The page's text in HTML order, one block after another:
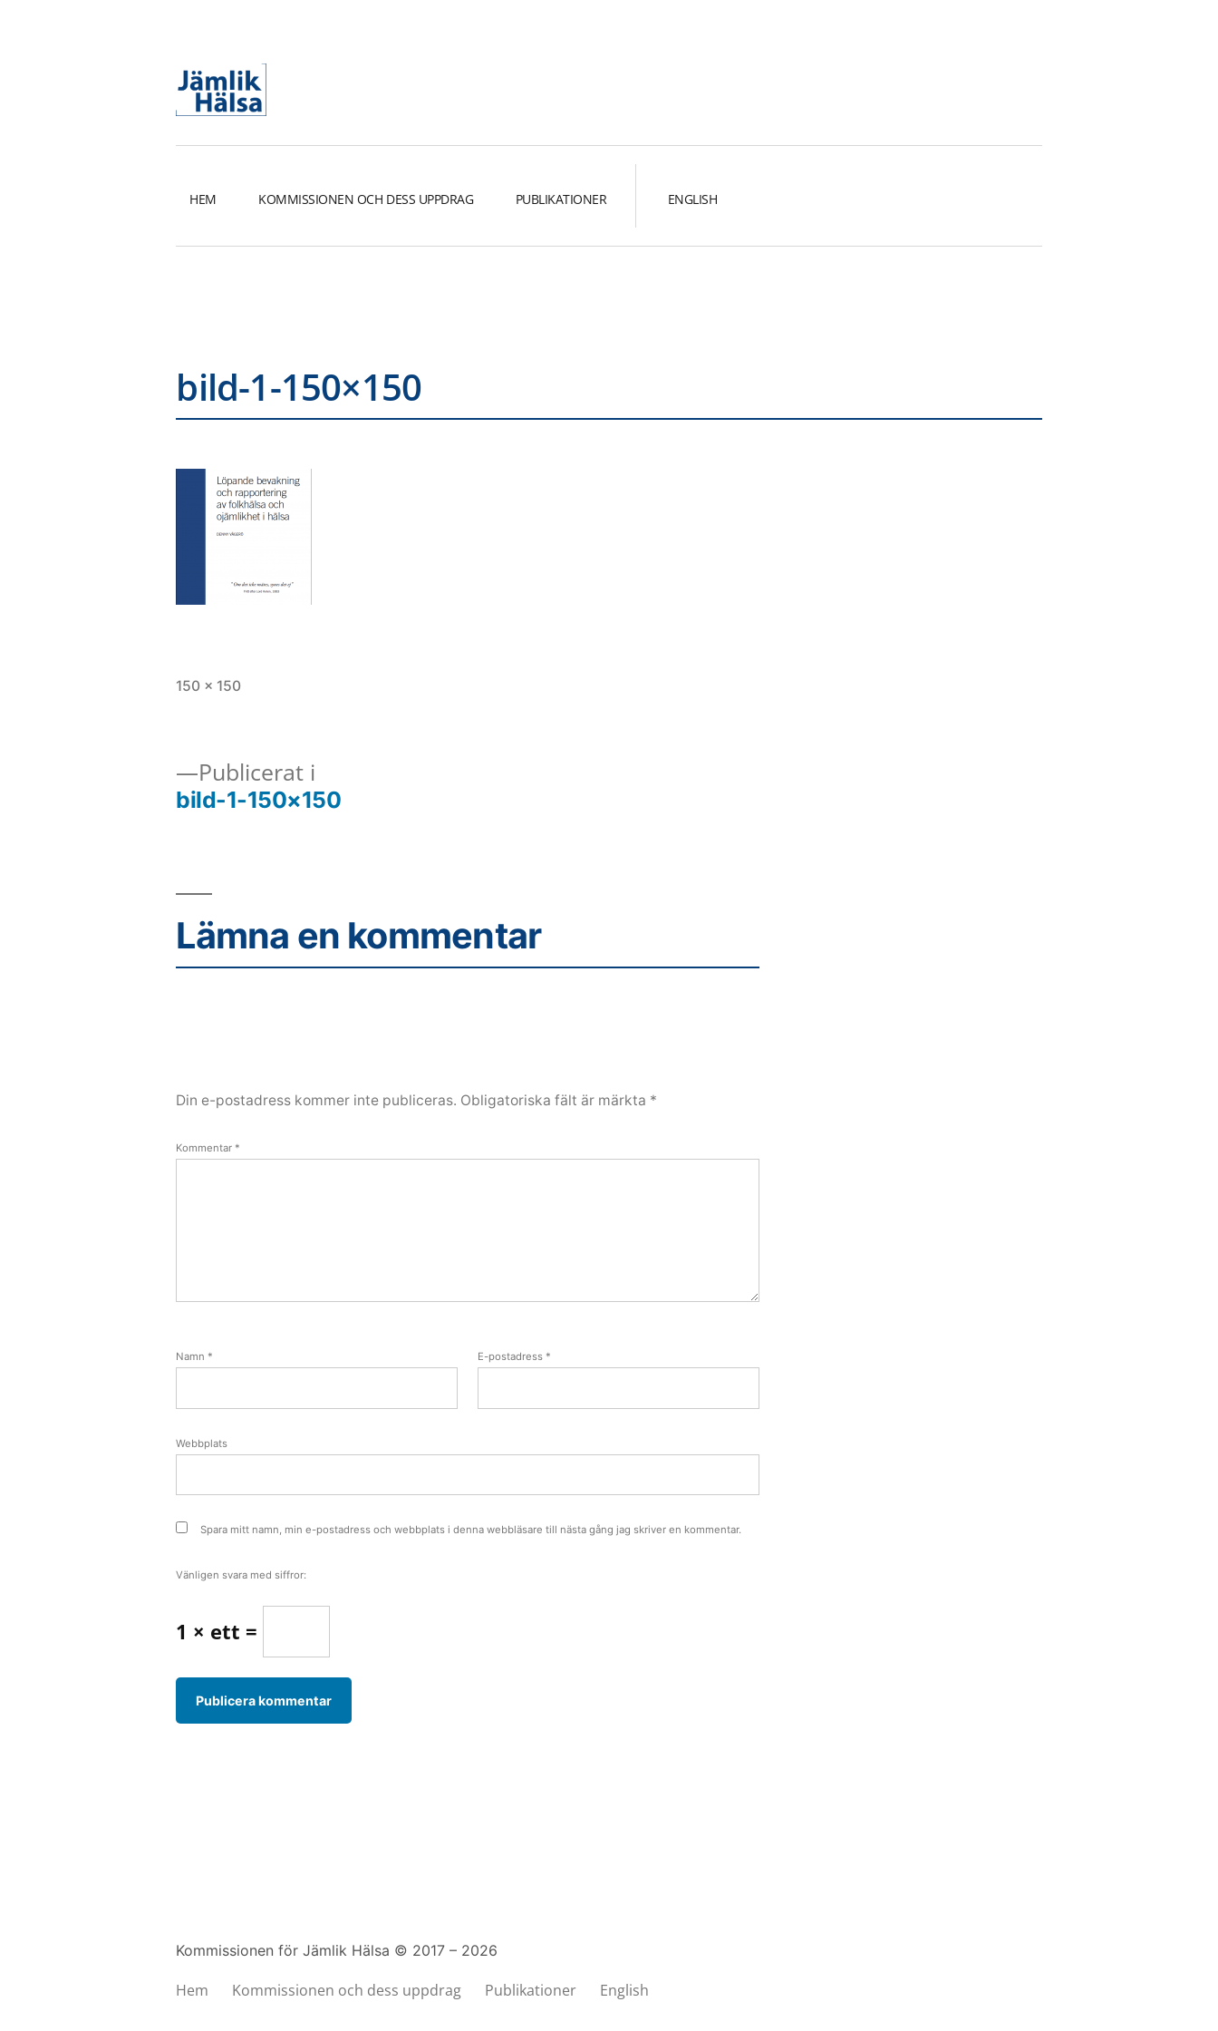
HEM KOMMISSIONEN OCH DESS UPPDRAG PUBLIKATIONER ENGLISH
bild-1-150×150
Full
150 × 150
Inläggsnavigering
Publicerat i
bild-1-150×150
Lämna en kommentar
Din e-postadress kommer inte publiceras. Obligatoriska fält är märkta *
Kommentar *
Namn * E-postadress *
Webbplats
Spara mitt namn, min e-postadress och webbplats i denna webbläsare till nästa gång jag skriver en kommentar.
Vänligen svara med siffror:
1 × ett =
Kommissionen för Jämlik Hälsa © 2017 – 2026
Hem Kommissionen och dess uppdrag Publikationer English